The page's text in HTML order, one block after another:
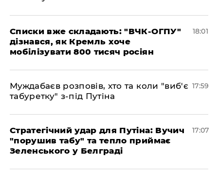
Списки вже складають: "ВЧК-ОГПУ"
дізнався, як Кремль хоче
мобілізувати 800 тисяч росіян
18:01
Муждабаєв розповів, хто та коли "виб'є
табуретку" з-під Путіна
17:59
Стратегічний удар для Путіна: Вучич
"порушив табу" та тепло приймає
Зеленського у Белграді
17:07